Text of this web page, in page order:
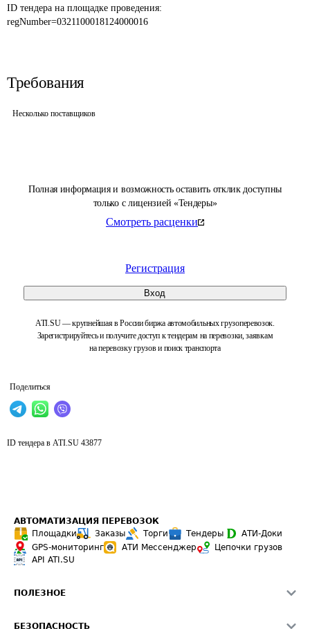
Полная информация и возможность оставить отклик доступны
только с лицензией «Тендеры»
Смотреть расценки
Регистрация
Вход
ATI.SU — крупнейшая в России биржа автомобильных грузоперевозок.
Зарегистрируйтесь и получите доступ к тендерам на перевозки, заявкам
на перевозку грузов и поиск транспорта
Поделиться
ID тендера на площадке проведения:
regNumber=0321100018124000016
Требования
Несколько поставщиков
ID тендера в ATI.SU 43877
АВТОМАТИЗАЦИЯ ПЕРЕВОЗОК
Площадки
Заказы Торги Тендеры
АТИ-Доки
GPS-мониторинг
АТИ Мессенджер
Цепочки грузов
API ATI.SU
ПОЛЕЗНОЕ
БЕЗОПАСНОСТЬ